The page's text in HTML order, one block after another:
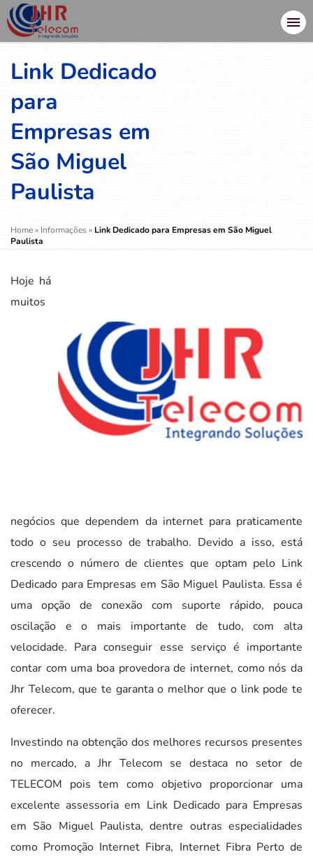
Link Dedicado
para
Empresas em
São Miguel
Paulista
Home» Informações » Link Dedicado para Empresas em São Miguel
Paulista
Hoje há
muitos
negócios que dependem da internet para praticamente
todo o seu processo de trabalho. Devido a isso, está
crescendo o número de clientes que optam pelo Link
Dedicado para Empresas em São Miguel Paulista. Essa é
uma opção de conexão com suporte rápido, pouca
oscilação e o mais importante de tudo, com alta
velocidade. Para conseguir esse serviço é importante
contar com uma boa provedora de internet, como nós da
Jhr Telecom, que te garanta o melhor que o link pode te
oferecer.
Investindo na obtenção dos melhores recursos presentes
no mercado, a Jhr Telecom se destaca no setor de
TELECOM pois tem como objetivo proporcionar uma
excelente assessoria em Link Dedicado para Empresas
em São Miguel Paulista, dentre outras especialidades
como Promoção Internet Fibra, Internet Fibra Perto de